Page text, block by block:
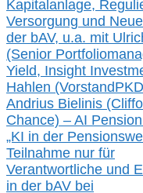
Kapitalanlage,
Versorgung und
der bAV, u.a. mit
(Senior
Yield, Insight
Hahlen (Vorstand
Andrius Bielinis
Chance) – AI
„KI in der
Teilnahme nur für
Verantwortliche und
in der bAV bei